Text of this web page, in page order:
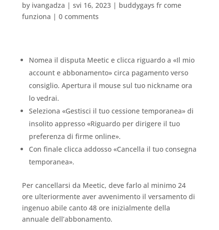
by ivangadza | svi 16, 2023| buddygays fr come
funziona | 0 comments
Nomea il disputa Meetic e clicca riguardo a «Il mio
account e abbonamento» circa pagamento verso
consiglio. Apertura il mouse sul tuo nickname ora
lo vedrai.
Seleziona «Gestisci il tuo cessione temporanea» di
insolito appresso «Riguardo per dirigere il tuo
preferenza di firme online».
Con finale clicca addosso «Cancella il tuo consegna
temporanea».
Per cancellarsi da Meetic, deve farlo al minimo 24
ore ulteriormente aver avvenimento il versamento di
ingenuo abile canto 48 ore inizialmente della
annuale dell’abbonamento.